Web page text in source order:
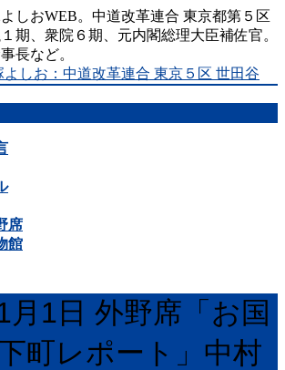
しおWEB。中道改革連合 東京都第５区
期、衆院６期、元内閣総理大臣補佐官。
長など。
しお：中道改革連合 東京５区 世田谷
席
館
月1日 外野席「お国
町レポート」中村